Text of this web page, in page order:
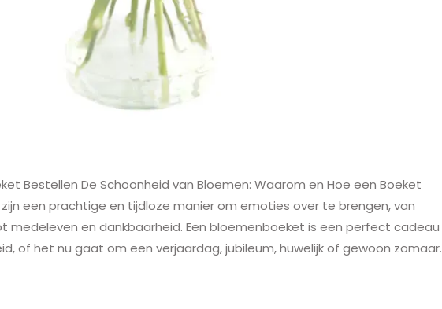
Bestellen De Schoonheid van Bloemen: Waarom en Hoe een Boeket
een prachtige en tijdloze manier om emoties over te brengen, van
medeleven en dankbaarheid. Een bloemenboeket is een perfect cadeau
of het nu gaat om een verjaardag, jubileum, huwelijk of gewoon zomaar.